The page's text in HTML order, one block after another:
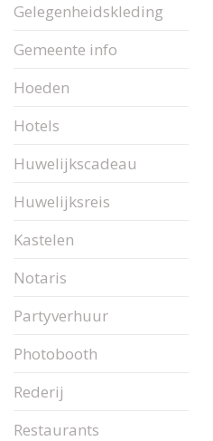
Gelegenheidskleding
Gemeente info
Hoeden
Hotels
Huwelijkscadeau
Huwelijksreis
Kastelen
Notaris
Partyverhuur
Photobooth
Rederij
Restaurants